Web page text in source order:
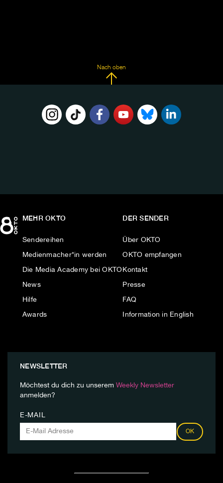
Nach oben
MEHR OKTO
Sendereihen
Medienmacher*in werden
Die Media Academy bei OKTO
News
Hilfe
Awards
DER SENDER
Über OKTO
OKTO empfangen
Kontakt
Presse
FAQ
Information in English
NEWSLETTER
Möchtest du dich zu unserem Weekly Newsletter
anmelden?
E-MAIL
OK